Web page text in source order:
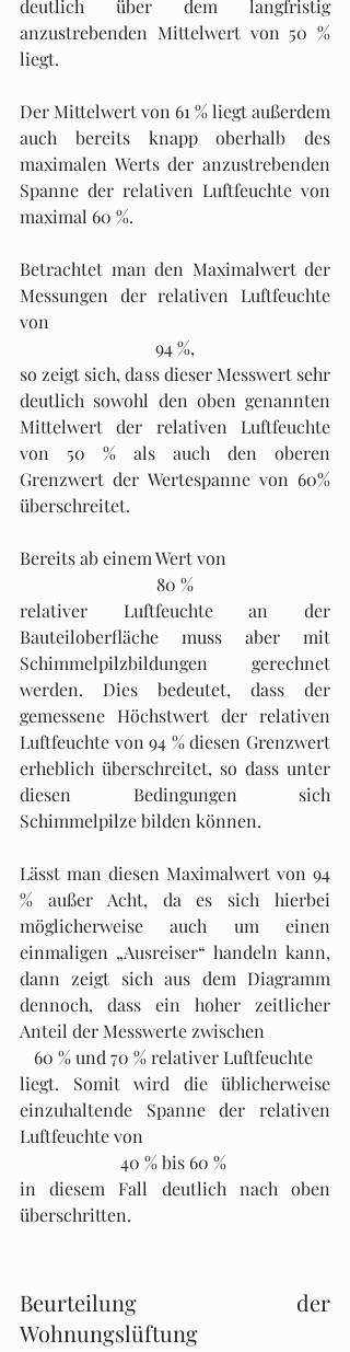
deutlich über dem langfristig
anzustrebenden Mittelwert von 50 %
liegt.
Der Mittelwert von 61 % liegt außerdem
auch bereits knapp oberhalb des
maximalen Werts der anzustrebenden
Spanne der relativen Luftfeuchte von
maximal 60 %.
Betrachtet man den Maximalwert der
Messungen der relativen Luftfeuchte
von
94 %,
so zeigt sich, dass dieser Messwert sehr
deutlich sowohl den oben genannten
Mittelwert der relativen Luftfeuchte
von 50 % als auch den oberen
Grenzwert der Wertespanne von 60%
überschreitet.
Bereits ab einem Wert von
80 %
relativer Luftfeuchte an der
Bauteiloberfläche muss aber mit
Schimmelpilzbildungen gerechnet
werden. Dies bedeutet, dass der
gemessene Höchstwert der relativen
Luftfeuchte von 94 % diesen Grenzwert
erheblich überschreitet, so dass unter
diesen Bedingungen sich
Schimmelpilze bilden können.
Lässt man diesen Maximalwert von 94
% außer Acht, da es sich hierbei
möglicherweise auch um einen
einmaligen „Ausreiser“ handeln kann,
dann zeigt sich aus dem Diagramm
dennoch, dass ein hoher zeitlicher
Anteil der Messwerte zwischen
60 % und 70 % relativer Luftfeuchte
liegt. Somit wird die üblicherweise
einzuhaltende Spanne der relativen
Luftfeuchte von
40 % bis 60 %
in diesem Fall deutlich nach oben
überschritten.
Beurteilung der
Wohnungslüftung